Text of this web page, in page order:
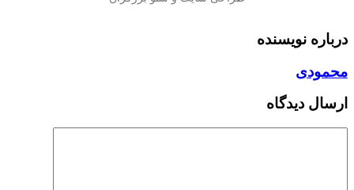
درباره نویسنده
محمودی
ارسال دیدگاه